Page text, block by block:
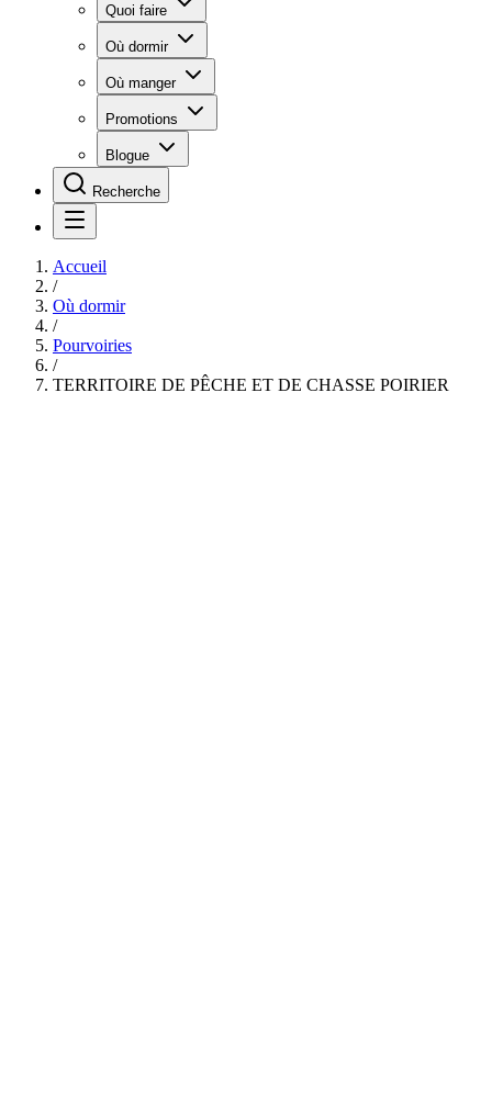
Quoi faire
Où dormir
Où manger
Promotions
Blogue
Recherche
Accueil
/
Où dormir
/
Pourvoiries
/
TERRITOIRE DE PÊCHE ET DE CHASSE POIRIER